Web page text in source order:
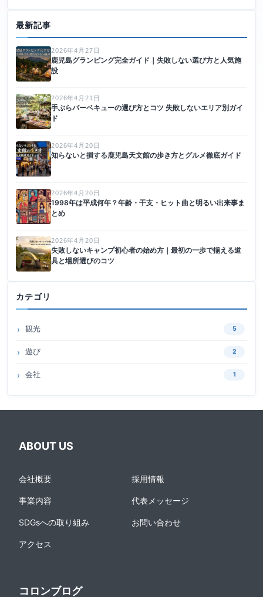
最新記事
2026年4月27日
鹿児島グランピング完全ガイド｜失敗しない選び方と人気施
設
2026年4月21日
手ぶらバーベキューの選び方とコツ 失敗しないエリア別ガイ
ド
2026年4月20日
知らないと損する鹿児島天文館の歩き方とグルメ徹底ガイド
2026年4月20日
1998年は平成何年？年齢・干支・ヒット曲と明るい出来事ま
とめ
2026年4月20日
失敗しないキャンプ初心者の始め方｜最初の一歩で揃える道
具と場所選びのコツ
カテゴリ
観光 5
遊び 2
会社 1
ABOUT US
会社概要 採用情報
事業内容 代表メッセージ
SDGsへの取り組み お問い合わせ
アクセス
コロンブログ